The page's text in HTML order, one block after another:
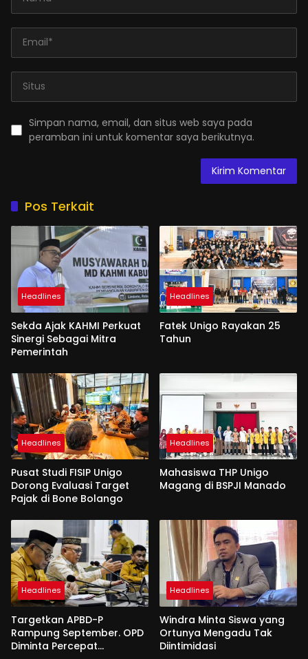
Simpan nama, email, dan situs web saya pada
peramban ini untuk komentar saya berikutnya.
Pos Terkait
Headlines
Sekda Ajak KAHMI Perkuat
Sinergi Sebagai Mitra
Pemerintah
Headlines
Fatek Unigo Rayakan 25
Tahun
Headlines
Pusat Studi FISIP Unigo
Dorong Evaluasi Target
Pajak di Bone Bolango
Headlines
Mahasiswa THP Unigo
Magang di BSPJI Manado
Headlines
Targetkan APBD-P
Rampung September. OPD
Diminta Percepat
Headlines
Windra Minta Siswa yang
Ortunya Mengadu Tak
Diintimidasi